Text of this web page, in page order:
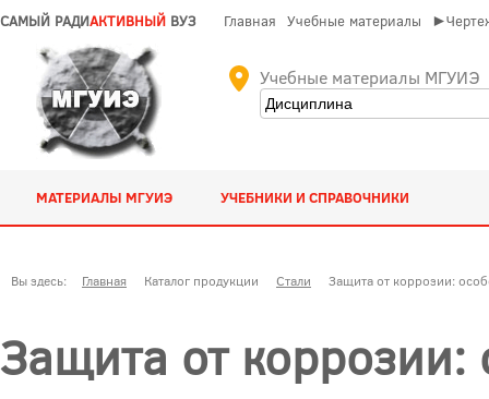
САМЫЙ РАДИАКТИВНЫЙ ВУЗ Главная Учебные материалы
Учебные материалы МГУИЭ
МАТЕРИАЛЫ МГУИЭ УЧЕБНИКИ И СПРАВОЧНИКИ
Вы здесь: Главная Каталог продукции Стали Защита от коррозии:
Защита от